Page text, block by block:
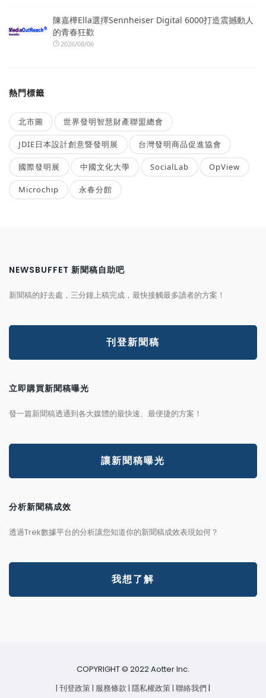
陳嘉樺Ella選擇Sennheiser Digital 6000打造震撼動人
的青春狂歡
2026/08/06
熱門標籤
北市圖 世界發明智慧財產聯盟總會
JDIE日本設計創意暨發明展 台灣發明商品促進協會
國際發明展 中國文化大學 SocialLab OpView
Microchip 永春分館
NEWSBUFFET 新聞稿自助吧
新聞稿的好去處，三分鐘上稿完成，最快接觸最多讀者的方案！
刊登新聞稿
立即購買新聞稿曝光
發一篇新聞稿透通到各大媒體的最快速、最便捷的方案！
讓新聞稿曝光
分析新聞稿成效
透過Trek數據平台的分析讓您知道你的新聞稿成效表現如何？
我想了解
COPYRIGHT © 2022 Aotter Inc.
| 刊登政策| 服務條款 | 隱私權政策| 聯絡我們 |